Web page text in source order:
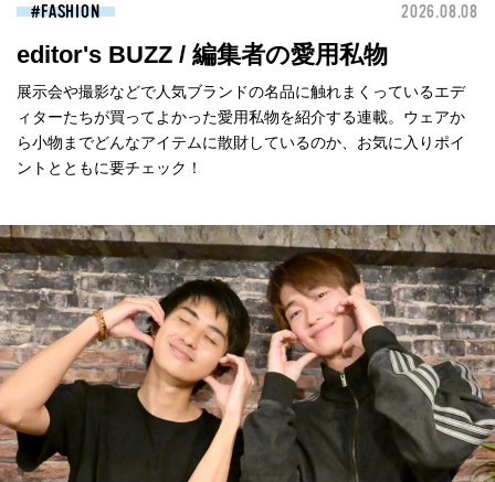
FASHION 2026.08.08
editor's BUZZ / 編集者の愛用私物
展示会や撮影などで人気ブランドの名品に触れまくっているエデ
ィターたちが買ってよかった愛用私物を紹介する連載。ウェアか
ら小物までどんなアイテムに散財しているのか、お気に入りポイ
ントとともに要チェック！